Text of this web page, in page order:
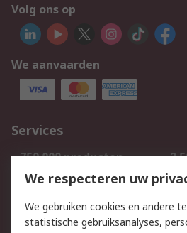
Volg ons op
We aanvaarden
Services
750.000 producten
Bestellen
Track & Trace
We respecteren uw
We gebruiken cookies en andere
statistische gebruiksanalyses,